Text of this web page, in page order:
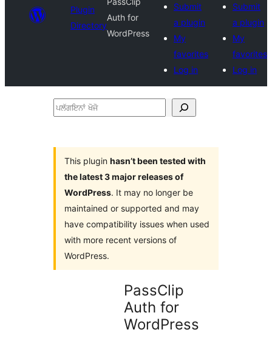
Plugin
Directory
Auth for
WordPress
Submit
a plugin
My
favorites
Log in
Submit
a plugin
My
favorites
Log in
ਪਲੱਗਇਨਾਂ
This plugin hasn’t been tested with
the latest 3 major releases of
WordPress. It may no longer be
maintained or supported and may
have compatibility issues when used
with more recent versions of
WordPress.
PassClip
Auth for
WordPress